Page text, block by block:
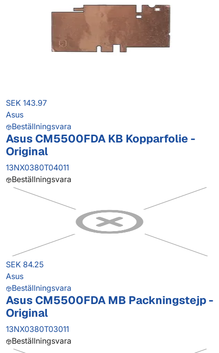
SEK 143.97
Asus
Beställningsvara
Asus CM5500FDA KB Kopparfolie -
Original
13NX0380T04011
Beställningsvara
SEK 84.25
Asus
Beställningsvara
Asus CM5500FDA MB Packningstejp -
Original
13NX0380T03011
Beställningsvara